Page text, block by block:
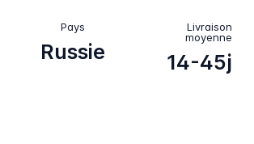
Pays
Russie
Livraison
moyenne
14-45j